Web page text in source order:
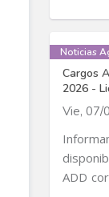
Noticias
Cargos
2026 -
Vie, 07/
ADD